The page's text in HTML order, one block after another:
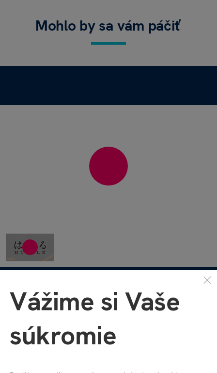
Mohlo by sa vám páčiť
YouTube kanáli
!
Huzzle Cast - Chain 6/6
Vážime si Vaše
súkromie